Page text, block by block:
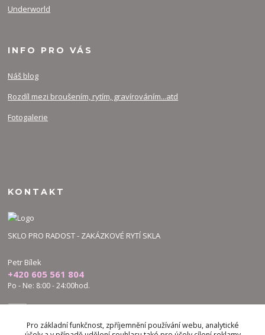
Underworld
INFO PRO VÁS
Náš blog
Rozdíl mezi broušením, rytím, gravírováním...atd
Fotogalerie
KONTAKT
SKLO PRO RADOST - ZAKÁZKOVÉ RYTÍ SKLA
Petr Bílek
+420 605 561 804
Po - Ne: 8:00 - 24:00hod.
bilek.petr@skloproradost.cz
Pro základní funkčnost, zpříjemnění používání webu, analytické